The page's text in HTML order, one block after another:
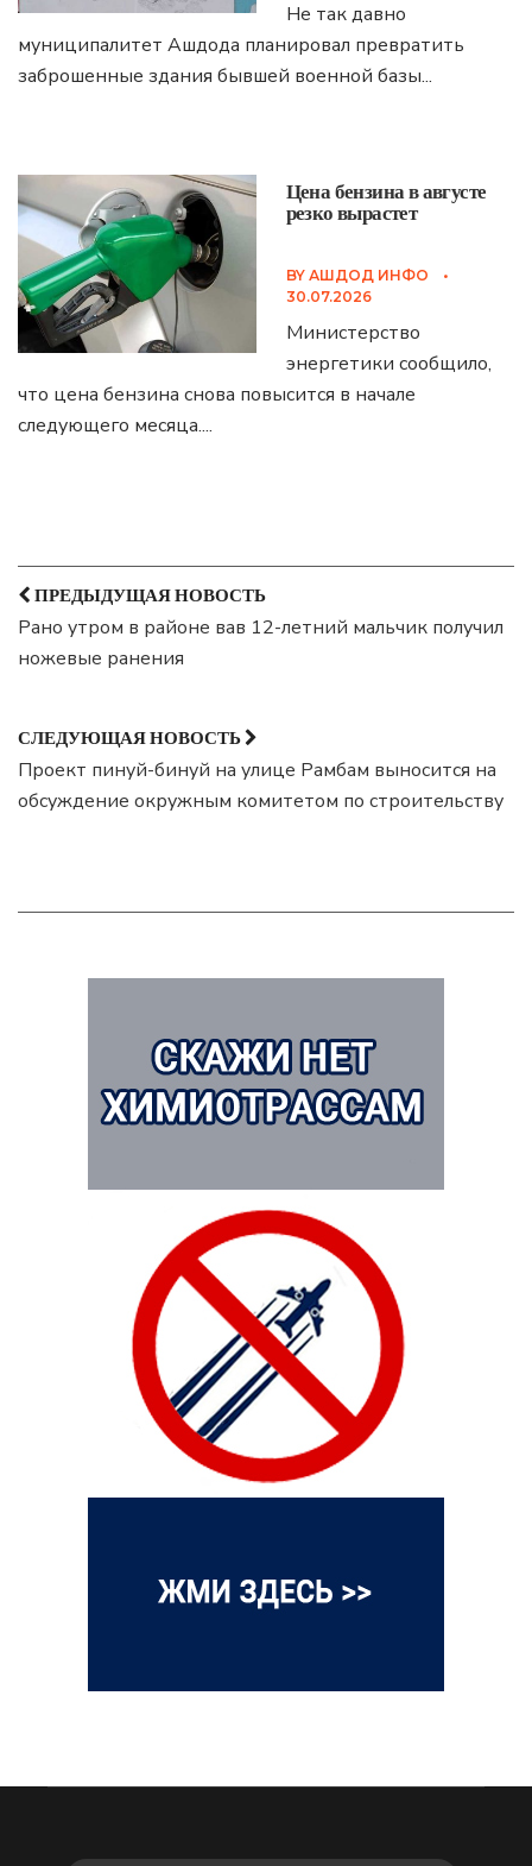
Не так давно
муниципалитет Ашдода планировал превратить
заброшенные здания бывшей военной базы...
Цена бензина в августе
резко вырастет
BY АШДОД ИНФО
•
30.07.2026
Министерство
энергетики сообщило,
что цена бензина снова повысится в начале
следующего месяца....
ПРЕДЫДУЩАЯ НОВОСТЬ
Рано утром в районе вав 12-летний мальчик получил
ножевые ранения
СЛЕДУЮЩАЯ НОВОСТЬ
Проект пинуй-бинуй на улице Рамбам выносится на
обсуждение окружным комитетом по строительству